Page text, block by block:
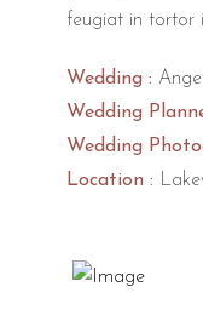
feugiat in tortor
Wedding :
Wedding
Wedding
Location :